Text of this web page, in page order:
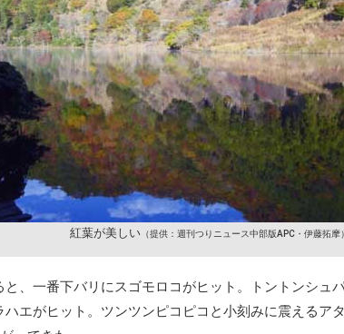
紅葉が美しい （提供：週刊つりニュース中部版APC・伊藤拓摩）
と、一番下バリにスゴモロコがヒット。トントンシュ
ハエがヒット。ツンツンピコピコと小刻みに震えるア